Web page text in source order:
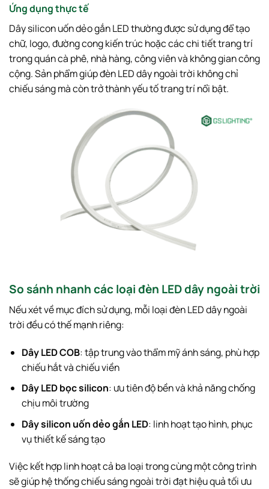
Ứng dụng thực tế
Dây silicon uốn dẻo gắn LED thường được sử dụng để tạo
chữ, logo, đường cong kiến trúc hoặc các chi tiết trang trí
trong quán cà phê, nhà hàng, công viên và không gian công
cộng. Sản phẩm giúp đèn LED dây ngoài trời không chỉ
chiếu sáng mà còn trở thành yếu tố trang trí nổi bật.
So sánh nhanh các loại đèn LED dây ngoài trời
Nếu xét về mục đích sử dụng, mỗi loại đèn LED dây ngoài
trời đều có thế mạnh riêng:
Dây LED COB: tập trung vào thẩm mỹ ánh sáng, phù hợp
chiếu hắt và chiếu viền
Dây LED bọc silicon: ưu tiên độ bền và khả năng chống
chịu môi trường
Dây silicon uốn dẻo gắn LED: linh hoạt tạo hình, phục
vụ thiết kế sáng tạo
Việc kết hợp linh hoạt cả ba loại trong cùng một công trình
sẽ giúp hệ thống chiếu sáng ngoài trời đạt hiệu quả tối ưu